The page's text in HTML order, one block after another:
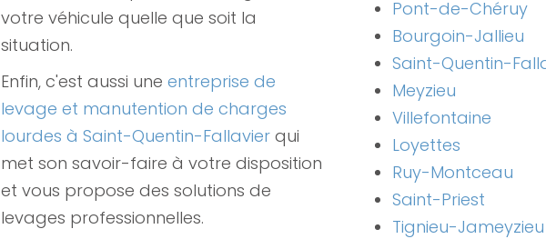
votre véhicule quelle que soit la
situation.
Enfin, c'est aussi une entreprise de
levage et manutention de charges
lourdes à Saint-Quentin-Fallavier qui
met son savoir-faire à votre disposition
et vous propose des solutions de
levages professionnelles.
Pont-de-Chéruy
Bourgoin-Jallieu
Saint-Quentin-
Meyzieu
Villefontaine
Loyettes
Ruy-Montceau
Saint-Priest
Tignieu-Jameyzieu